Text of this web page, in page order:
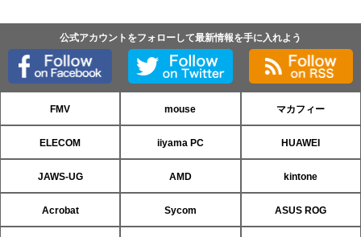
公式アカウントをフォローして最新情報を手に入れよう
FMV mouse マカフィー
ELECOM iiyama PC HUAWEI
JAWS-UG AMD kintone
Acrobat Sycom ASUS ROG